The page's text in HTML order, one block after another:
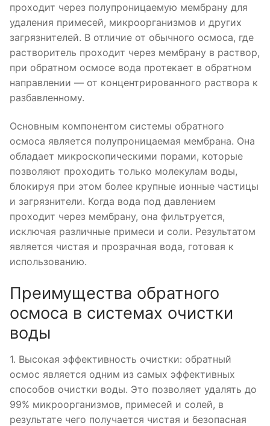
проходит через полупроницаемую мембрану для
удаления примесей, микроорганизмов и других
загрязнителей. В отличие от обычного осмоса, где
растворитель проходит через мембрану в раствор,
при обратном осмосе вода протекает в обратном
направлении — от концентрированного раствора к
разбавленному.
Основным компонентом системы обратного
осмоса является полупроницаемая мембрана. Она
обладает микроскопическими порами, которые
позволяют проходить только молекулам воды,
блокируя при этом более крупные ионные частицы
и загрязнители. Когда вода под давлением
проходит через мембрану, она фильтруется,
исключая различные примеси и соли. Результатом
является чистая и прозрачная вода, готовая к
использованию.
Преимущества обратного
осмоса в системах очистки
воды
1. Высокая эффективность очистки: обратный
осмос является одним из самых эффективных
способов очистки воды. Это позволяет удалять до
99% микроорганизмов, примесей и солей, в
результате чего получается чистая и безопасная